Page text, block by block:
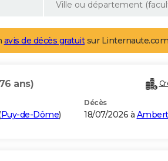
avis de décès gratuitsur Linternaute.com
ans)
Puy-de-Dôme)
Décès
18/07/2026 à Ambert